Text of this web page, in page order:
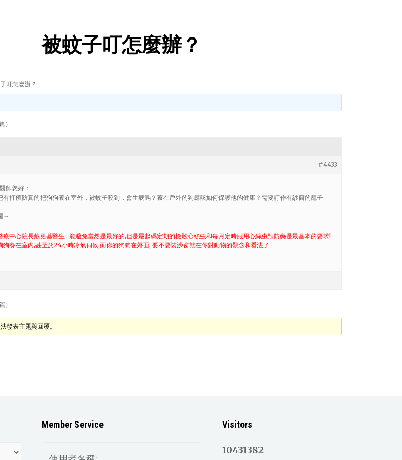
被蚊子叮怎麼辦？
叮怎麼辦？
）
#4433
師您好：
有打預防真的把狗狗養在室外，被蚊子咬到，會生病嗎？養在戶外的狗應該如何保護他的健康？需要訂作有紗窗的籠子
～
療中心院長戴更基醫生 : 能避免當然是最好的,但是最起碼定期的檢驗心絲虫和每月定時服用心絲虫預防藥是最基本的要求!
狗養在室內,甚至於24小時冷氣伺候,而你的狗狗在外面, 要不要裝沙窗就在你對動物的觀念和看法了
）
發表主題與回覆。
Member Service Visitors
10431382